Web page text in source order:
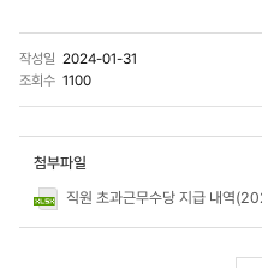
작성일 2024-01-31
조회수 1100
첨부파일
직원 초과근무수당 지급 내역